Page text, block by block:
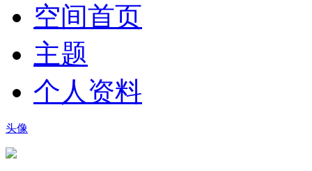
空间首页
主题
个人资料
头像